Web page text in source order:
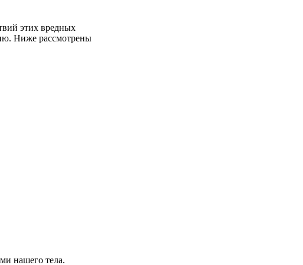
этих вредных
Ниже рассмотрены
нашего тела.